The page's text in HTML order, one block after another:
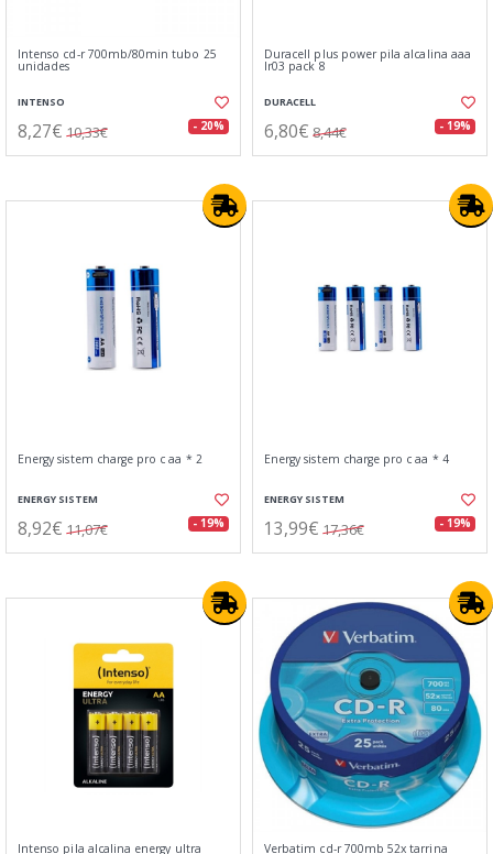
Intenso cd-r 700mb/80min tubo 25
unidades
INTENSO
8,27€ 10,33€ - 20%
Duracell plus power pila alcalina aaa
lr03 pack 8
DURACELL
6,80€ 8,44€ - 19%
Energy sistem charge pro c aa * 2
ENERGY SISTEM
8,92€ 11,07€ - 19%
Energy sistem charge pro c aa * 4
ENERGY SISTEM
13,99€ 17,36€ - 19%
Intenso pila alcalina energy ultra Verbatim cd-r 700mb 52x tarrina